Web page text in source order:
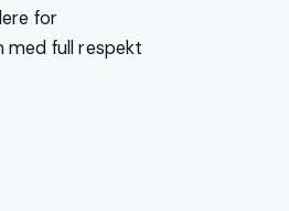
for
med full respekt